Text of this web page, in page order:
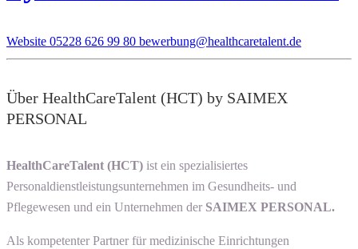
Website 05228 626 99 80 bewerbung@healthcaretalent.de
Über HealthCareTalent (HCT) by SAIMEX
PERSONAL
HealthCareTalent (HCT) ist ein spezialisiertes
Personaldienstleistungsunternehmen im Gesundheits- und
Pflegewesen und ein Unternehmen der SAIMEX PERSONAL.
Als kompetenter Partner für medizinische Einrichtungen